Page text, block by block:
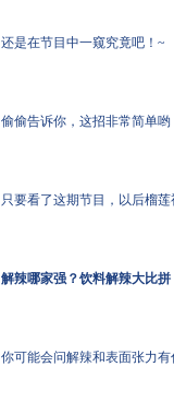
还是在节目中一窥究竟吧！~
偷偷告诉你，这招非常简单哟
只要看了这期节目，以后榴
解辣哪家强？饮料解辣大比拼
你可能会问解辣和表面张力有